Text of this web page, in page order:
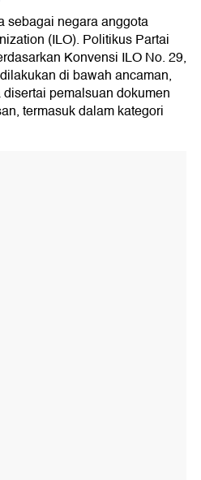
sebagai negara anggota
(ILO). Politikus Partai
Konvensi ILO No. 29,
di bawah ancaman,
pemalsuan dokumen
termasuk dalam kategori